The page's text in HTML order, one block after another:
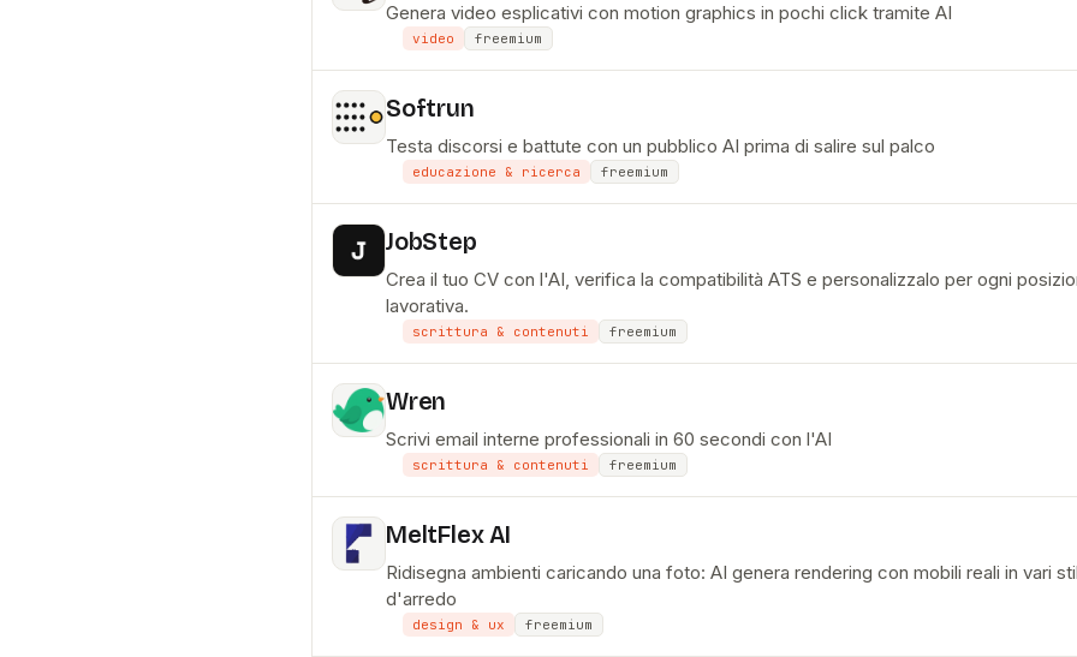
Genera video esplicativi con motion graphics in pochi click tramite AI
video freemium
Softrun
Testa discorsi e battute con un pubblico AI prima di salire sul palco
educazione & ricerca freemium
JobStep
Crea il tuo CV con l'AI, verifica la compatibilità ATS e personalizzalo per ogni
lavorativa.
scrittura & contenuti freemium
Wren
Scrivi email interne professionali in 60 secondi con l'AI
scrittura & contenuti freemium
MeltFlex AI
Ridisegna ambienti caricando una foto: AI genera rendering con mobili reali in vari
d'arredo
design & ux freemium